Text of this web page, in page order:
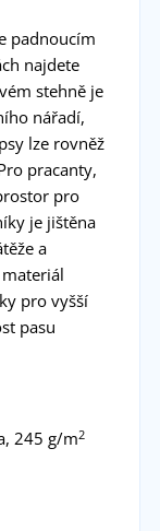
padnoucím
najdete
stehně je
nářadí,
lze rovněž
pracanty,
pro
je jištěna
a
pro vyšší
pasu
245 g/m2